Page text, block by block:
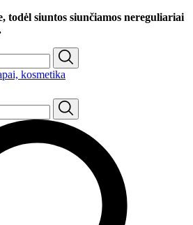
todėl siuntos siunčiamos nereguliariai